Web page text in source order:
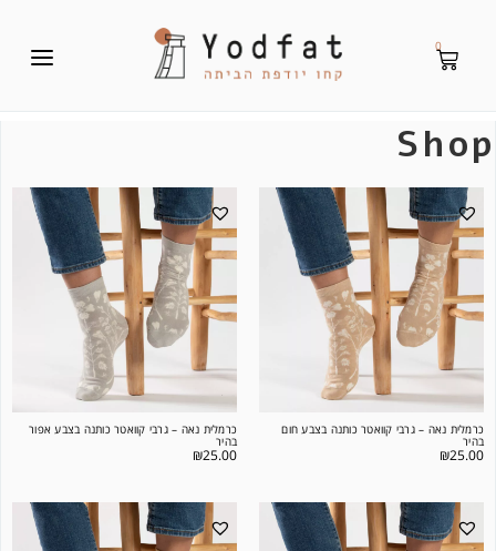
0
Shop
כרמלית נאה – גרבי קוואטר כותנה בצבע חום
בהיר
₪25.00
כרמלית נאה – גרבי קוואטר כותנה בצבע אפור
בהיר
₪25.00